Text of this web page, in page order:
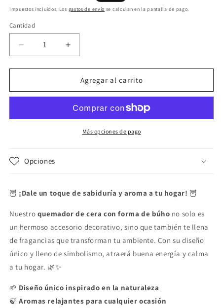
habitual
de
Impuestos incluidos. Los gastos de envío se calculan en la pantalla de pago.
Cantidad
Reducir
cantidad
para
de
Aumentar
cantidad
para
Quemador
de
Buho
Agregar al carrito
Más opciones de pago
Opciones
🦉 ¡Dale un toque de sabiduría y aroma a tu hogar! 🦉
Nuestro quemador de cera con forma de búho no solo es
un hermoso accesorio decorativo, sino que también te llena
de fragancias que transforman tu ambiente. Con su diseño
único y lleno de simbolismo, atraerá buena energía y calma
a tu hogar. 🌿✨
🌱 Diseño único inspirado en la naturaleza
🍃Aromas relajantes para cualquier ocasión